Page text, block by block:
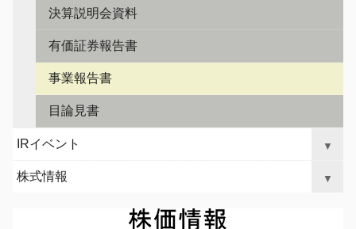
決算説明会資料
有価証券報告書
事業報告書
目論見書
IRイベント ▼
株式情報 ▼